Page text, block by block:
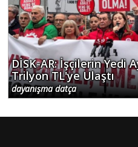
DİSK-AR: İşçilerin Yedi
Trilyon TL'ye Ulaştı
dayanışma datça